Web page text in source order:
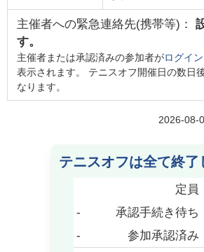
主催者への緊急連絡先(携帯等)：
す。
主催者または承認済みの参加者がログイン
表示されます。 テニスオフ開催日の数日
なります。
2026-08-
テニスオフは全て終了
定員
-
承認手続き待ち
-
参加承認済み